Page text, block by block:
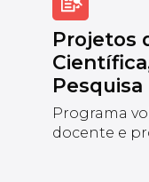
Projetos
Pesquisa
Programa
docente e